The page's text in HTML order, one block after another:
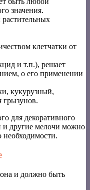
значения.
клетчатки от
и т.п.), решает
о его применении
кукурузный,
грызунов.
для декоративного
и другие мелочи можно
необходимости.
и должно быть